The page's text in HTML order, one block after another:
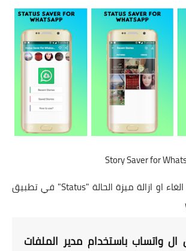
كيفية الغاء او ازالة ميزة الحالة "Status" في تطبيق
واتساب باستخدام مدير الملفات